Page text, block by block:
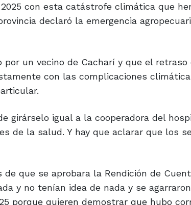
con esta catástrofe climática que
declaró la emergencia
un vecino de Cacharí y que el retraso
con las complicaciones
girárselo igual a la cooperadora del
de la salud. Y hay que aclarar que los
que se aprobara la Rendición de
y no tenían idea de nada y se
porque quieren demostrar que hubo